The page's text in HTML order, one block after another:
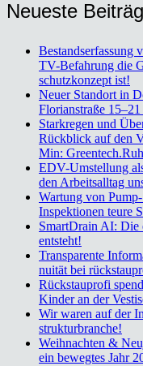
Neu­es­te
Bestands­er­fas­sung
TV-Befah­rung die
schutz­kon­zept ist!
Neu­er Stand­ort in
Flo­ri­an­stra­ße
Stark­re­gen und
Rück­blick auf den
Min:
EDV-Umstel­lung
den Arbeits­all­tag
War­tung von
Inspek­tio­nen teu­re
Smart­Drain AI: Die
ent­steht!
Trans­pa­ren­te
nui­tät bei
Rück­stau­pro­fi
Kin­der an der
Wir waren auf der
struk­tur­bran­che!
Weih­nach­ten &
ein beweg­tes Jahr